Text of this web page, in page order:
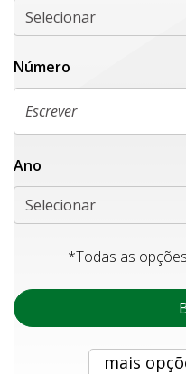
Selecionar
Número
Ano
Selecionar
*Todas as
mais